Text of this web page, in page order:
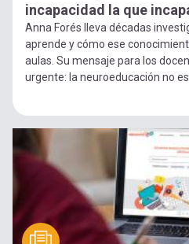
incapacidad la que
Anna Forés lleva décadas
aprende y cómo ese
aulas. Su mensaje para los
urgente: la neuroeducación no es